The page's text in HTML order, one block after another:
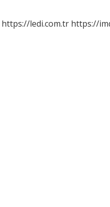
https://ledi.com.tr https://